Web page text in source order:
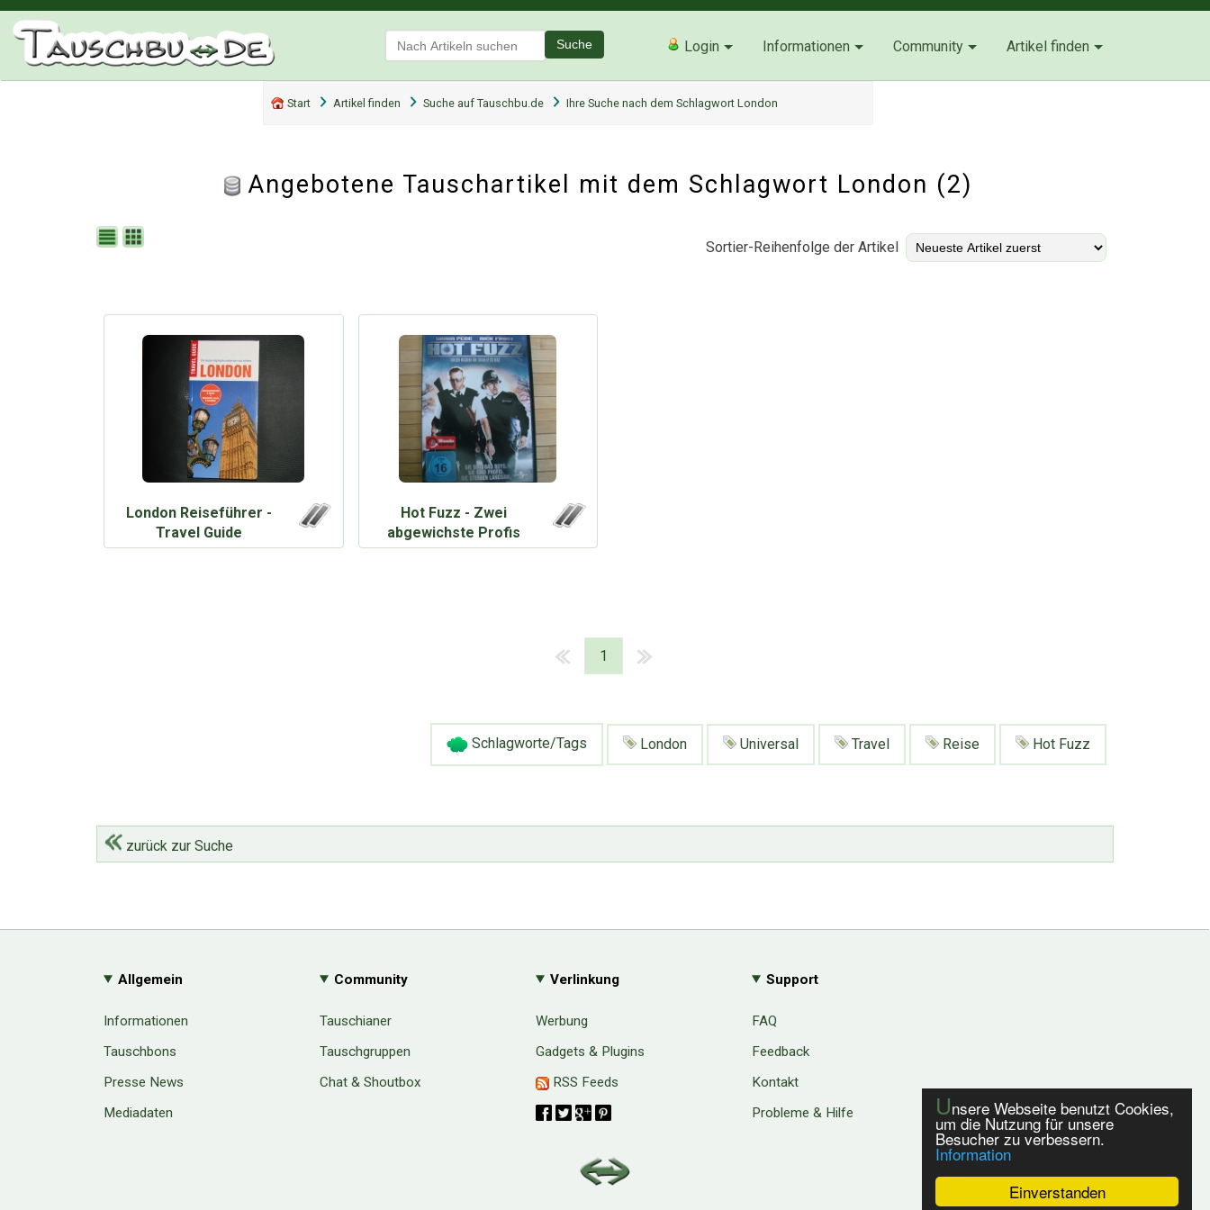
Einverstanden
Unsere Webseite benutzt Cookies,
um die Nutzung für unsere
Besucher zu verbessern.
Information
Suche Login Informationen Community Artikel finden
Start Artikel finden Suche auf Tauschbu.de Ihre Suche nach dem Schlagwort London
Angebotene Tauschartikel mit dem Schlagwort London (2)
Sortier-Reihenfolge der Artikel
London Reiseführer -
Travel Guide
Hot Fuzz - Zwei
abgewichste Profis
1
Schlagworte/Tags London Universal Travel Reise Hot Fuzz
zurück zur Suche
Allgemein
Informationen
Tauschbons
Presse News
Mediadaten
Community
Tauschianer
Tauschgruppen
Chat & Shoutbox
Verlinkung
Werbung
Gadgets & Plugins
RSS Feeds
Support
FAQ
Feedback
Kontakt
Probleme & Hilfe